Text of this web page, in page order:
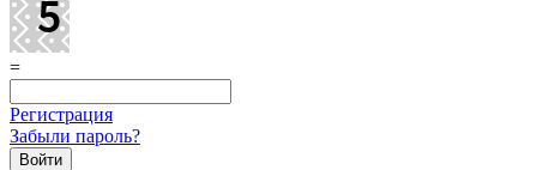
=
Регистрация
Забыли пароль?